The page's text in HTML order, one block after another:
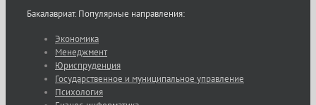
Бакалавриат. Популярные направления:
Экономика
Менеджмент
Юриспруденция
Государственное и муниципальное управление
Психология